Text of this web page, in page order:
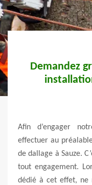
Demandez
Afin d’engager
effectuer au
de dallage à Sauze.
tout engagement.
dédié à cet effet, ne